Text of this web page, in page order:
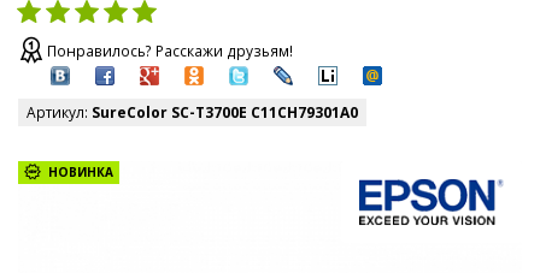
Понравилось? Расскажи друзьям!
Артикул: SureColor SC-T3700E C11CH79301A0
НОВИНКА